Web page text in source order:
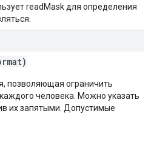
readMask для определения
позволяющая ограничить
человека. Можно указать
их запятыми. Допустимые